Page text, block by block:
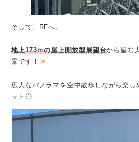
そして、RFへ。
地上173ｍの屋上開放型展望台から望む
景です！
広大なパノラマを空中散歩しながら楽し
ット◎